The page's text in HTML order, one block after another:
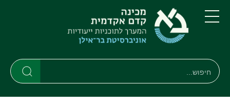
לתוכן
העיקרי
לתפריט
ניווט
ראשי
תפריט
חיפוש
חיפוש